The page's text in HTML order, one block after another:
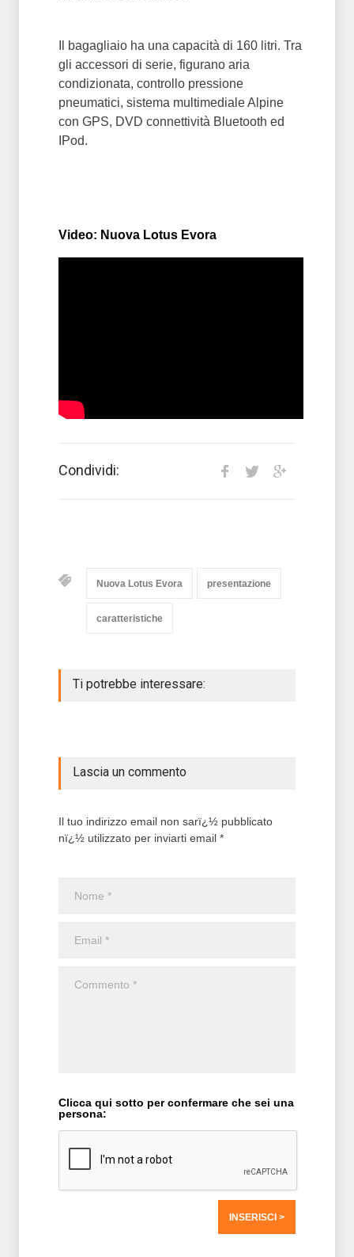
Il bagagliaio ha una capacità di 160 litri. Tra
gli accessori di serie, figurano aria
condizionata, controllo pressione
pneumatici, sistema multimediale Alpine
con GPS, DVD connettività Bluetooth ed
IPod.
Video: Nuova Lotus Evora
Condividi:
Nuova Lotus Evora presentazione
caratteristiche
Ti potrebbe interessare:
Lascia un commento
Il tuo indirizzo email non sarï¿½ pubblicato
nï¿½ utilizzato per inviarti email *
Clicca qui sotto per confermare che sei una
persona: